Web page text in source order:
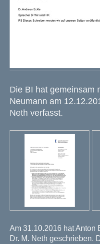
Die BI hat gemeinsam
Neumann am
Neth verfasst.
Am 31.10.2016 hat Anton
Dr. M. Neth geschrieben.